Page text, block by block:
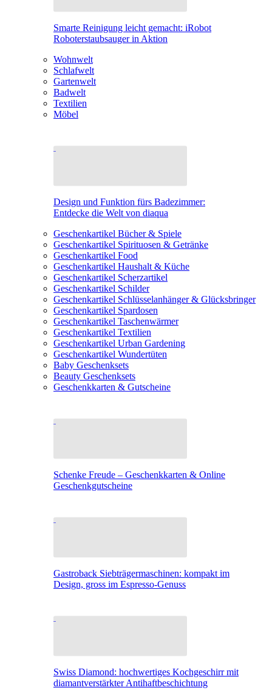
Smarte Reinigung leicht gemacht: iRobot
Roboterstaubsauger in Aktion
Wohnwelt
Schlafwelt
Gartenwelt
Badwelt
Textilien
Möbel
Design und Funktion fürs Badezimmer:
Entdecke die Welt von diaqua
Geschenkartikel Bücher & Spiele
Geschenkartikel Spirituosen & Getränke
Geschenkartikel Food
Geschenkartikel Haushalt & Küche
Geschenkartikel Scherzartikel
Geschenkartikel Schilder
Geschenkartikel Schlüsselanhänger & Glücksbringer
Geschenkartikel Spardosen
Geschenkartikel Taschenwärmer
Geschenkartikel Textilien
Geschenkartikel Urban Gardening
Geschenkartikel Wundertüten
Baby Geschenksets
Beauty Geschenksets
Geschenkkarten & Gutscheine
Schenke Freude – Geschenkkarten & Online
Geschenkgutscheine
Gastroback Siebträgermaschinen: kompakt im
Design, gross im Espresso-Genuss
Swiss Diamond: hochwertiges Kochgeschirr mit
diamantverstärkter Antihaftbeschichtung